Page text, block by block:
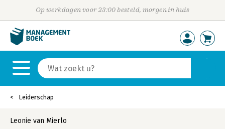
Op werkdagen voor 23:00 besteld, morgen in huis
Leiderschap
Leonie van Mierlo